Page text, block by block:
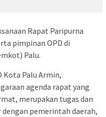
Rapat Paripurna
pimpinan OPD di
Palu.
Kota Palu Armin,
agenda rapat yang
merupakan tugas dan
pemerintah daerah,